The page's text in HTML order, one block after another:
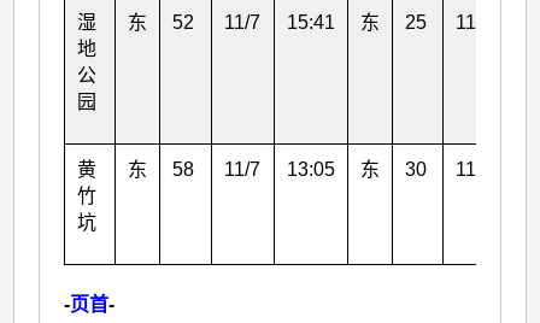
湿
地
公
园
东 52 11/7 15:41 东 25 11/7
黄
竹
坑
东 58 11/7 13:05 东 30 11/7
-页首-